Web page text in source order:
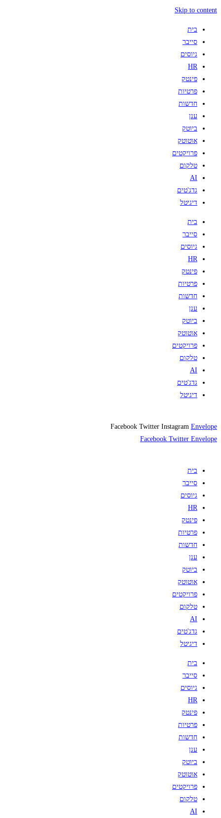
Skip to content
בית
סייבר
גיוסים
HR
פינטק
פרטיות
חדשות
ענן
ביוטק
אוטוטק
פרויקטים
טלקום
AI
גדג'טים
דיגיטל
בית
סייבר
גיוסים
HR
פינטק
פרטיות
חדשות
ענן
ביוטק
אוטוטק
פרויקטים
טלקום
AI
גדג'טים
דיגיטל
Facebook Twitter Instagram Envelope
Facebook Twitter Envelope
בית
סייבר
גיוסים
HR
פינטק
פרטיות
חדשות
ענן
ביוטק
אוטוטק
פרויקטים
טלקום
AI
גדג'טים
דיגיטל
בית
סייבר
גיוסים
HR
פינטק
פרטיות
חדשות
ענן
ביוטק
אוטוטק
פרויקטים
טלקום
AI